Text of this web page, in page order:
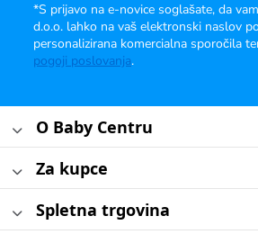
*S prijavo na e-novice soglašate, da
d.o.o. lahko na vaš elektronski naslov
personalizirana komercialna sporočila
pogoji poslovanja.
O Baby Centru
Za kupce
Spletna trgovina